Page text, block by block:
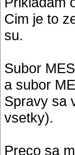
Cim je to
su.
Subor
a subor
Spravy sa
vsetky).
Preco sa